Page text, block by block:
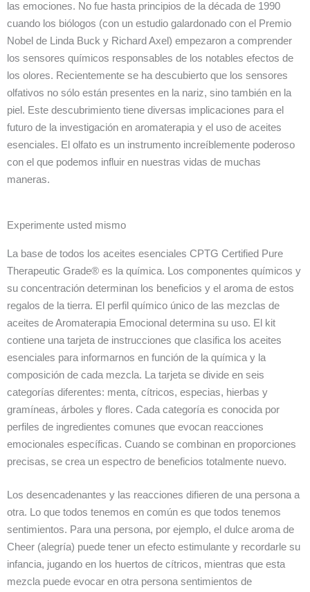
las emociones. No fue hasta principios de la década de 1990
cuando los biólogos (con un estudio galardonado con el Premio
Nobel de Linda Buck y Richard Axel) empezaron a comprender
los sensores químicos responsables de los notables efectos de
los olores. Recientemente se ha descubierto que los sensores
olfativos no sólo están presentes en la nariz, sino también en la
piel. Este descubrimiento tiene diversas implicaciones para el
futuro de la investigación en aromaterapia y el uso de aceites
esenciales. El olfato es un instrumento increíblemente poderoso
con el que podemos influir en nuestras vidas de muchas
maneras.
Experimente usted mismo
La base de todos los aceites esenciales CPTG Certified Pure
Therapeutic Grade® es la química. Los componentes químicos y
su concentración determinan los beneficios y el aroma de estos
regalos de la tierra. El perfil químico único de las mezclas de
aceites de Aromaterapia Emocional determina su uso. El kit
contiene una tarjeta de instrucciones que clasifica los aceites
esenciales para informarnos en función de la química y la
composición de cada mezcla. La tarjeta se divide en seis
categorías diferentes: menta, cítricos, especias, hierbas y
gramíneas, árboles y flores. Cada categoría es conocida por
perfiles de ingredientes comunes que evocan reacciones
emocionales específicas. Cuando se combinan en proporciones
precisas, se crea un espectro de beneficios totalmente nuevo.
Los desencadenantes y las reacciones difieren de una persona a
otra. Lo que todos tenemos en común es que todos tenemos
sentimientos. Para una persona, por ejemplo, el dulce aroma de
Cheer (alegría) puede tener un efecto estimulante y recordarle su
infancia, jugando en los huertos de cítricos, mientras que esta
mezcla puede evocar en otra persona sentimientos de